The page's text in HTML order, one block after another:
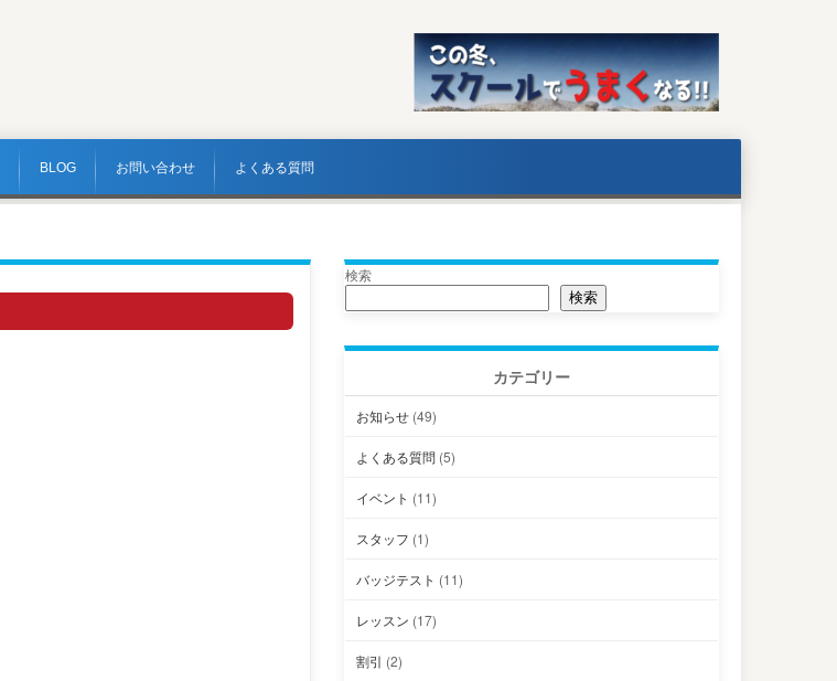
BLOG お問い合わせ よくある質問
検索
検索
カテゴリー
お知らせ (49)
よくある質問 (5)
イベント (11)
スタッフ (1)
バッジテスト (11)
レッスン (17)
割引 (2)